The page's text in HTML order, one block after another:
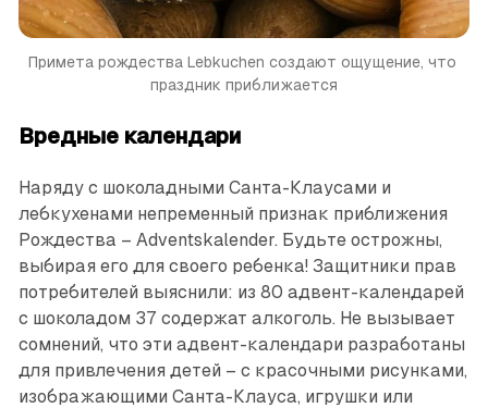
Примета рождества Lebkuchen создают ощущение, что
праздник приближается
Вредные календари
Наряду с шоколадными Санта-Клаусами и
лебкухенами непременный признак приближения
Рождества – Adventskalender. Будьте острожны,
выбирая его для своего ребенка! Защитники прав
потребителей выяснили: из 80 адвент-календарей
с шоколадом 37 содержат алкоголь. Не вызывает
сомнений, что эти адвент-календари разработаны
для привлечения детей – с красочными рисунками,
изображающими ­Санта-Клауса, игрушки или